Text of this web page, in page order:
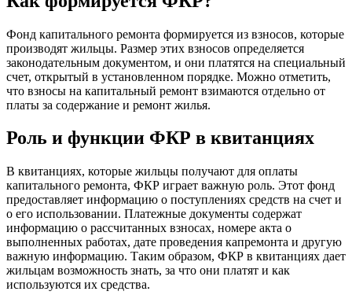
Фонд капитального ремонта формируется из взносов, которые
производят жильцы. Размер этих взносов определяется
законодательным документом, и они платятся на специальный
счет, открытый в установленном порядке. Можно отметить,
что взносы на капитальный ремонт взимаются отдельно от
платы за содержание и ремонт жилья.
Роль и функции ФКР в квитанциях
В квитанциях, которые жильцы получают для оплаты
капитального ремонта, ФКР играет важную роль. Этот фонд
предоставляет информацию о поступлениях средств на счет и
о его использовании. Платежные документы содержат
информацию о рассчитанных взносах, номере акта о
выполненных работах, дате проведения капремонта и другую
важную информацию. Таким образом, ФКР в квитанциях дает
жильцам возможность знать, за что они платят и как
используются их средства.